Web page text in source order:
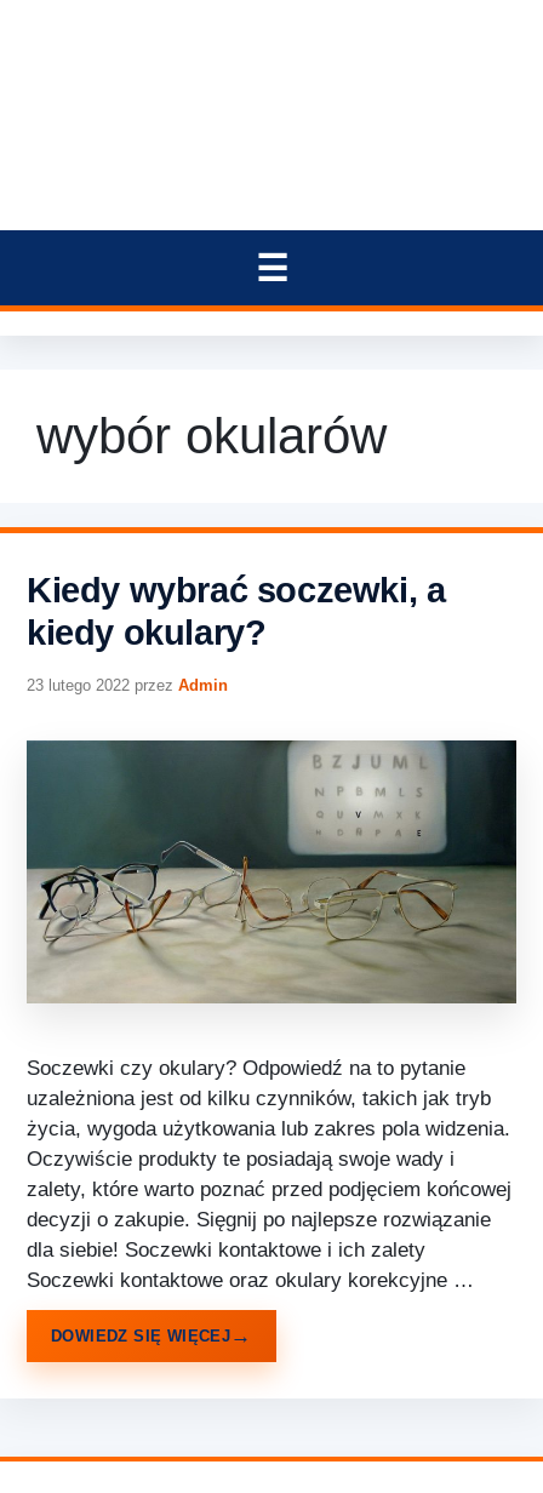
wybór okularów
Kiedy wybrać soczewki, a
kiedy okulary?
23 lutego 2022 przez Admin
Soczewki czy okulary? Odpowiedź na to pytanie
uzależniona jest od kilku czynników, takich jak tryb
życia, wygoda użytkowania lub zakres pola widzenia.
Oczywiście produkty te posiadają swoje wady i
zalety, które warto poznać przed podjęciem końcowej
decyzji o zakupie. Sięgnij po najlepsze rozwiązanie
dla siebie! Soczewki kontaktowe i ich zalety
Soczewki kontaktowe oraz okulary korekcyjne …
DOWIEDZ SIĘ WIĘCEJ